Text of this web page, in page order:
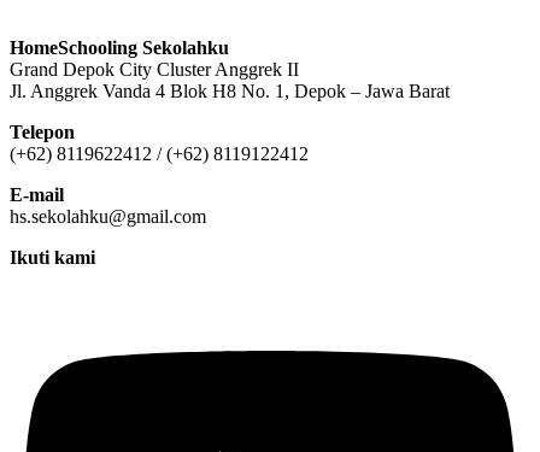
HomeSchooling Sekolahku
Grand Depok City Cluster Anggrek II
Jl. Anggrek Vanda 4 Blok H8 No. 1, Depok – Jawa Barat
Telepon
(+62) 8119622412 / (+62) 8119122412
E-mail
hs.sekolahku@gmail.com
Ikuti kami